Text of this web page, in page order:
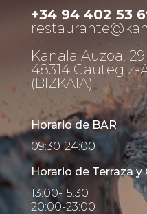
+34 94 402 53
Kanala Auzoa, 29
48314 Gautegiz-
(BIZKAIA)
Horario de BAR
09:30-24:00
Horario de Terraza
13:00-15:30
20:00-23:00